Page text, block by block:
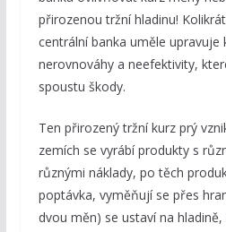
přirozenou tržní hladinu!
centrální banka uměle upravuje
nerovnováhy a neefektivity,
spoustu škody.
Ten přirozený tržní kurz prý
zemích se vyrábí produkty s
různými náklady, po těch
poptávka, vyměňují se přes
dvou měn) se ustaví na